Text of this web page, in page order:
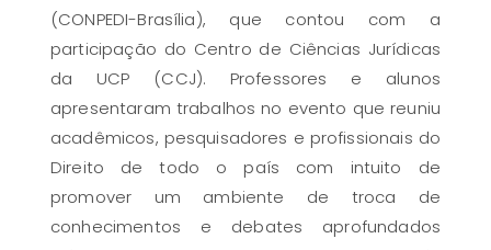
(CONPEDI-Brasília), que contou com a
participação do Centro de Ciências Jurídicas
da UCP (CCJ). Professores e alunos
apresentaram trabalhos no evento que reuniu
acadêmicos, pesquisadores e profissionais do
Direito de todo o país com intuito de
promover um ambiente de troca de
conhecimentos e debates aprofundados